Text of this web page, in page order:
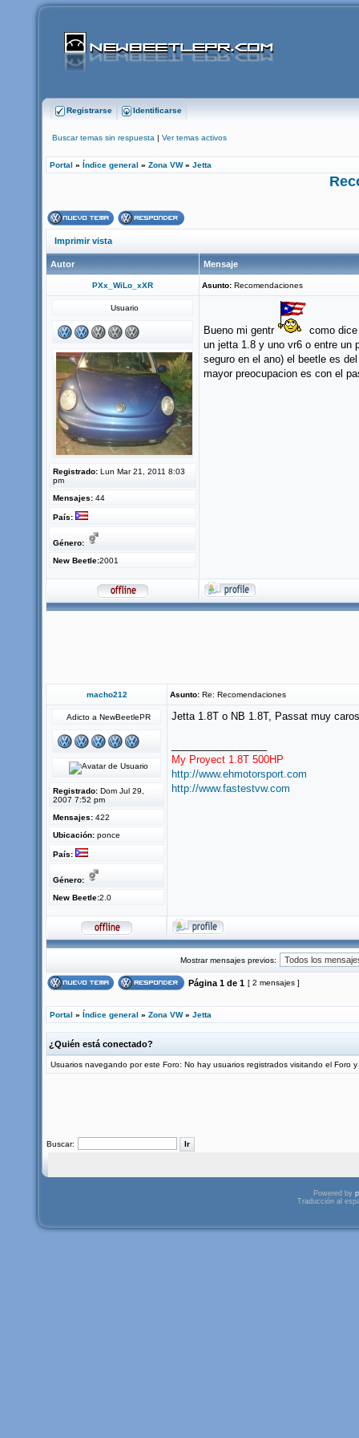
Registrarse Identificarse
Buscar temas sin respuesta | Ver temas activos
Portal » Índice general » Zona VW» Jetta
Imprimir vista
Autor Mensaje
PXx_WiLo_xXR Asunto: Recomendaciones
Usuario
Registrado: Lun Mar 21, 2011 8:03
pm
Mensajes: 44
País:
Género:
New Beetle:2001
Bueno mi gentr
como
un jetta 1.8 y uno vr6 o entre un
seguro en el ano) el beetle es
mayor preocupacion es con el
macho212 Asunto: Re: Recomendaciones
Adicto a NewBeetlePR
Registrado: Dom Jul 29,
2007 7:52 pm
Mensajes: 422
Ubicación: ponce
País:
Género:
New Beetle:2.0
Jetta 1.8T o NB 1.8T, Passat muy
My Proyect 1.8T 500HP
http://www.ehmotorsport.com
http://www.fastestvw.com
Mostrar mensajes previos:
Página 1 de 1 [ 2 mensajes ]
Portal » Índice general » Zona VW» Jetta
¿Quién está conectado?
Usuarios navegando por este Foro: No hay usuarios registrados visitando el Foro
Buscar:
Powered by
Traducción al